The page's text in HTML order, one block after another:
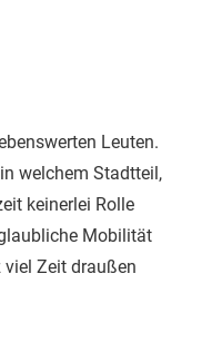
Leuten.
welchem Stadtteil,
keinerlei Rolle
Mobilität
Zeit draußen